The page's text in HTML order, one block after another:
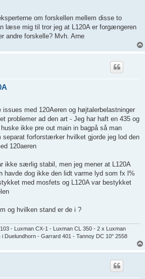
om forskellen mellem disse to
læse mig til tror jeg at L120A er forgængeren
andre forskelle? Mvh. Arne
issues med 120Aeren og højtalerbelastninger
problemer ad den art - Jeg har haft en 435 og
ikke pre out main in bagpå så man
separat forforstærker hvilket gjorde jeg lod den
120aeren
ikke særlig stabil, men jeg mener at L120A
havde dog ikke den lidt varme lyd som fx l%
med mosfets og L120A var bestykket
og hvilken stand er de i ?
- Luxman CX-1 - Luxman CL 350 - 2 x Luxman
i Duelundhorn - Garrard 401 - Tannoy DC 10" 2558